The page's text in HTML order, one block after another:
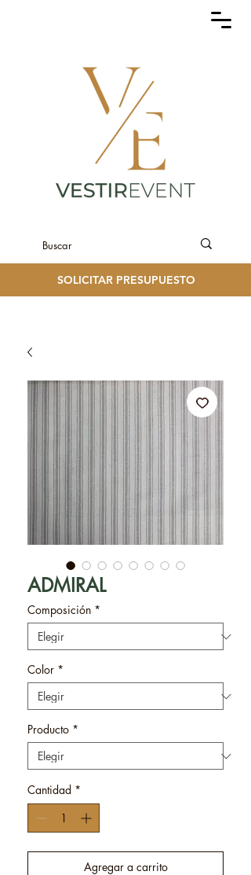
SOLICITAR PRESUPUESTO
ADMIRAL
Composición *
Color *
Producto *
Cantidad *
Agregar a carrito